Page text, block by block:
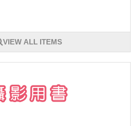
VIEW ALL ITEMS